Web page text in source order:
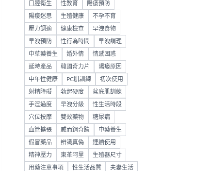
口腔衛生 性教育 陽痿預防
陽痿迷思 生殖健康 不孕不育
壓力調適 健康檢查 早洩食物
早洩預防 性行為時間 早洩調理
中草藥養生 婚外情 情感困惑
延時產品 韓國奇力片 陽痿原因
中年性健康 PC肌訓練 初次使用
射精障礙 勃起硬度 盆底肌訓練
手淫過度 早洩分級 性生活時段
穴位按摩 雙效藥物 糖尿病
血管擴張 威而鋼奇蹟 中藥養生
假冒藥品 辨識真偽 連續使用
精神壓力 東革阿里 生殖器尺寸
用藥注意事項 性生活品質 夫妻生活